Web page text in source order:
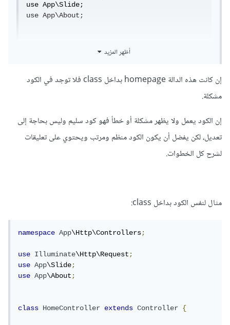
use App\Slide;
use App\About;
            $about = About::whereIn('id',
        }
هل هذا الكود صحيح
أظهر المزيد
إن كانت هذه الدالة homepage بداخل class فلا توجد في الكود
مشكلة.
إن الكود يعمل ولا يظهر مشكلة أو خطأ فهو كود سليم وليس بحاجة إلى
تعديل، لكن يفضل أن يكون الكود منظم ومرتب ويحتوي على تعليقات
لشرح كل الخطوات.
مثال لنفس الكود بداخل class:
namespace App\Http\Controllers;
use Illuminate\Http\Request;
use
App\Slide;
use
App\About;
class HomeController extends Controller {